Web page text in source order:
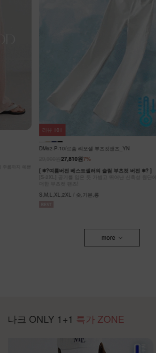
슬림함을
DM52-P-32/팅글 라이온셀 데님 스커트_DY
27,900원
[S~2XL] 숏기장,기본기장 두가지 기장옵션! 캐주얼도,
여성스러움도 동시에 잡은 롱스커트에요~
S,M,L,XL,2XL
리뷰 65
more
나크 ONLY 1+1 특가 ZONE